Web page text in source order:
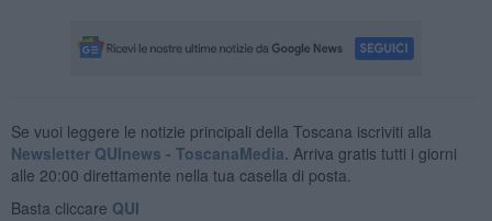
Se vuoi leggere le notizie principali della Toscana iscriviti alla
Newsletter QUInews - ToscanaMedia. Arriva gratis tutti i giorni
alle 20:00 direttamente nella tua casella di posta.
Basta cliccare QUI